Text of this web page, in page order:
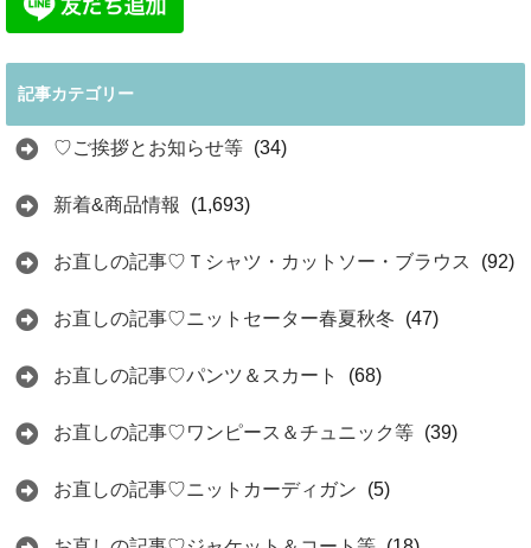
記事カテゴリー
♡ご挨拶とお知らせ等 (34)
新着&商品情報 (1,693)
お直しの記事♡Ｔシャツ・カットソー・ブラウス (92)
お直しの記事♡ニットセーター春夏秋冬 (47)
お直しの記事♡パンツ＆スカート (68)
お直しの記事♡ワンピース＆チュニック等 (39)
お直しの記事♡ニットカーディガン (5)